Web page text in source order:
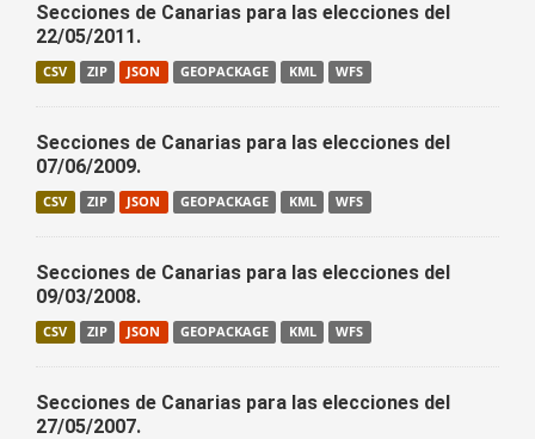
Secciones de Canarias para las elecciones del
22/05/2011.
CSV ZIP JSON GEOPACKAGE KML WFS
Secciones de Canarias para las elecciones del
07/06/2009.
CSV ZIP JSON GEOPACKAGE KML WFS
Secciones de Canarias para las elecciones del
09/03/2008.
CSV ZIP JSON GEOPACKAGE KML WFS
Secciones de Canarias para las elecciones del
27/05/2007.